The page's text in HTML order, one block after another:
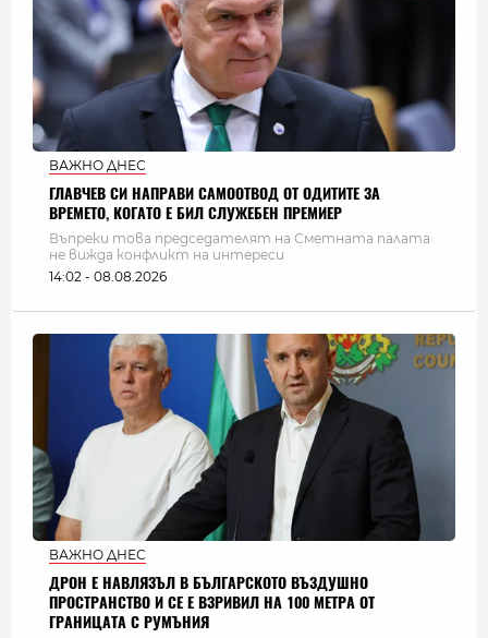
ВАЖНО ДНЕС
ГЛАВЧЕВ СИ НАПРАВИ САМООТВОД ОТ ОДИТИТЕ ЗА
ВРЕМЕТО, КОГАТО Е БИЛ СЛУЖЕБЕН ПРЕМИЕР
Въпреки това председателят на Сметната палата
не вижда конфликт на интереси
14:02 - 08.08.2026
ВАЖНО ДНЕС
ДРОН Е НАВЛЯЗЪЛ В БЪЛГАРСКОТО ВЪЗДУШНО
ПРОСТРАНСТВО И СЕ Е ВЗРИВИЛ НА 100 МЕТРА ОТ
ГРАНИЦАТА С РУМЪНИЯ